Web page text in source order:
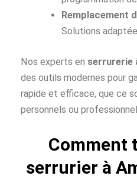
Remplacement
Solutions
Nos experts en serrurerie
des outils modernes pour
rapide et efficace, que ce
personnels ou
Comment
serrurier à